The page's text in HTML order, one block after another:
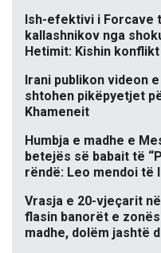
Ish-efektivi i Forcave
kallashnikov nga
Hetimit: Kishin
Irani publikon videon
shtohen pikëpyetjet
Khameneit
Humbja e madhe e
betejës së babait të
rëndë: Leo mendoi të
Vrasja e 20-vjeçarit
flasin banorët e
madhe, dolëm jashtë